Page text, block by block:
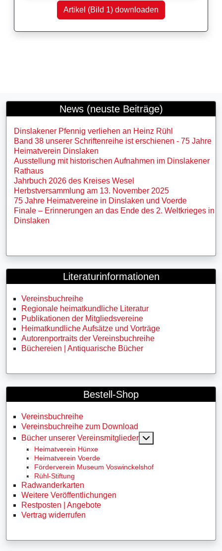
Artikel (Bild 1) downloaden
News (neuste Beiträge)
Dinslakener Pfennig verliehen an Heinz Rühl
Band 38 unserer Schriftenreihe ist erschienen - 75 Jahre
Heimatverein Dinslaken
Ausstellung mit historischen Aufnahmen im Dinslakener
Rathaus
Jahrbuch 2026 des Kreises Wesel
Herbstversammlung am 13. November 2025
75 Jahre Heimatvereine in Dinslaken und Voerde
Finale – Erinnerungen an das Ende des 2. Weltkrieges in
Dinslaken
Literaturinformationen
Vereinsbuchreihe
Regionale heimatkundliche Literatur
Publikationen der Mitgliedsvereine
Heimatkundliche Aufsätze und Vorträge
Autorenportraits der Vereinsbuchreihe
Büchereien | Antiquarische Bücher
Bestell-Shop
Vereinsbuchreihe
Vereinsbuchreihe zum Download
Bücher unserer Vereinsmitglieder
Heimatverein Hünxe
Heimatverein Voerde
Förderverein Museum Voswinckelshof
Rühl-Stiftung
Radwanderkarten
Weitere Veröffentlichungen
Restposten | Angebote
Vertrag widerrufen